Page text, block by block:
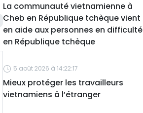
La communauté vietnamienne à
Cheb en République tchèque vient
en aide aux personnes en difficulté
en République tchèque
5 août 2026 à 14:22:17
Mieux protéger les travailleurs
vietnamiens à l’étranger